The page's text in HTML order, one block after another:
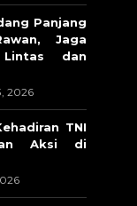
Panjang
Jaga
dan
2026
TNI
Aksi di